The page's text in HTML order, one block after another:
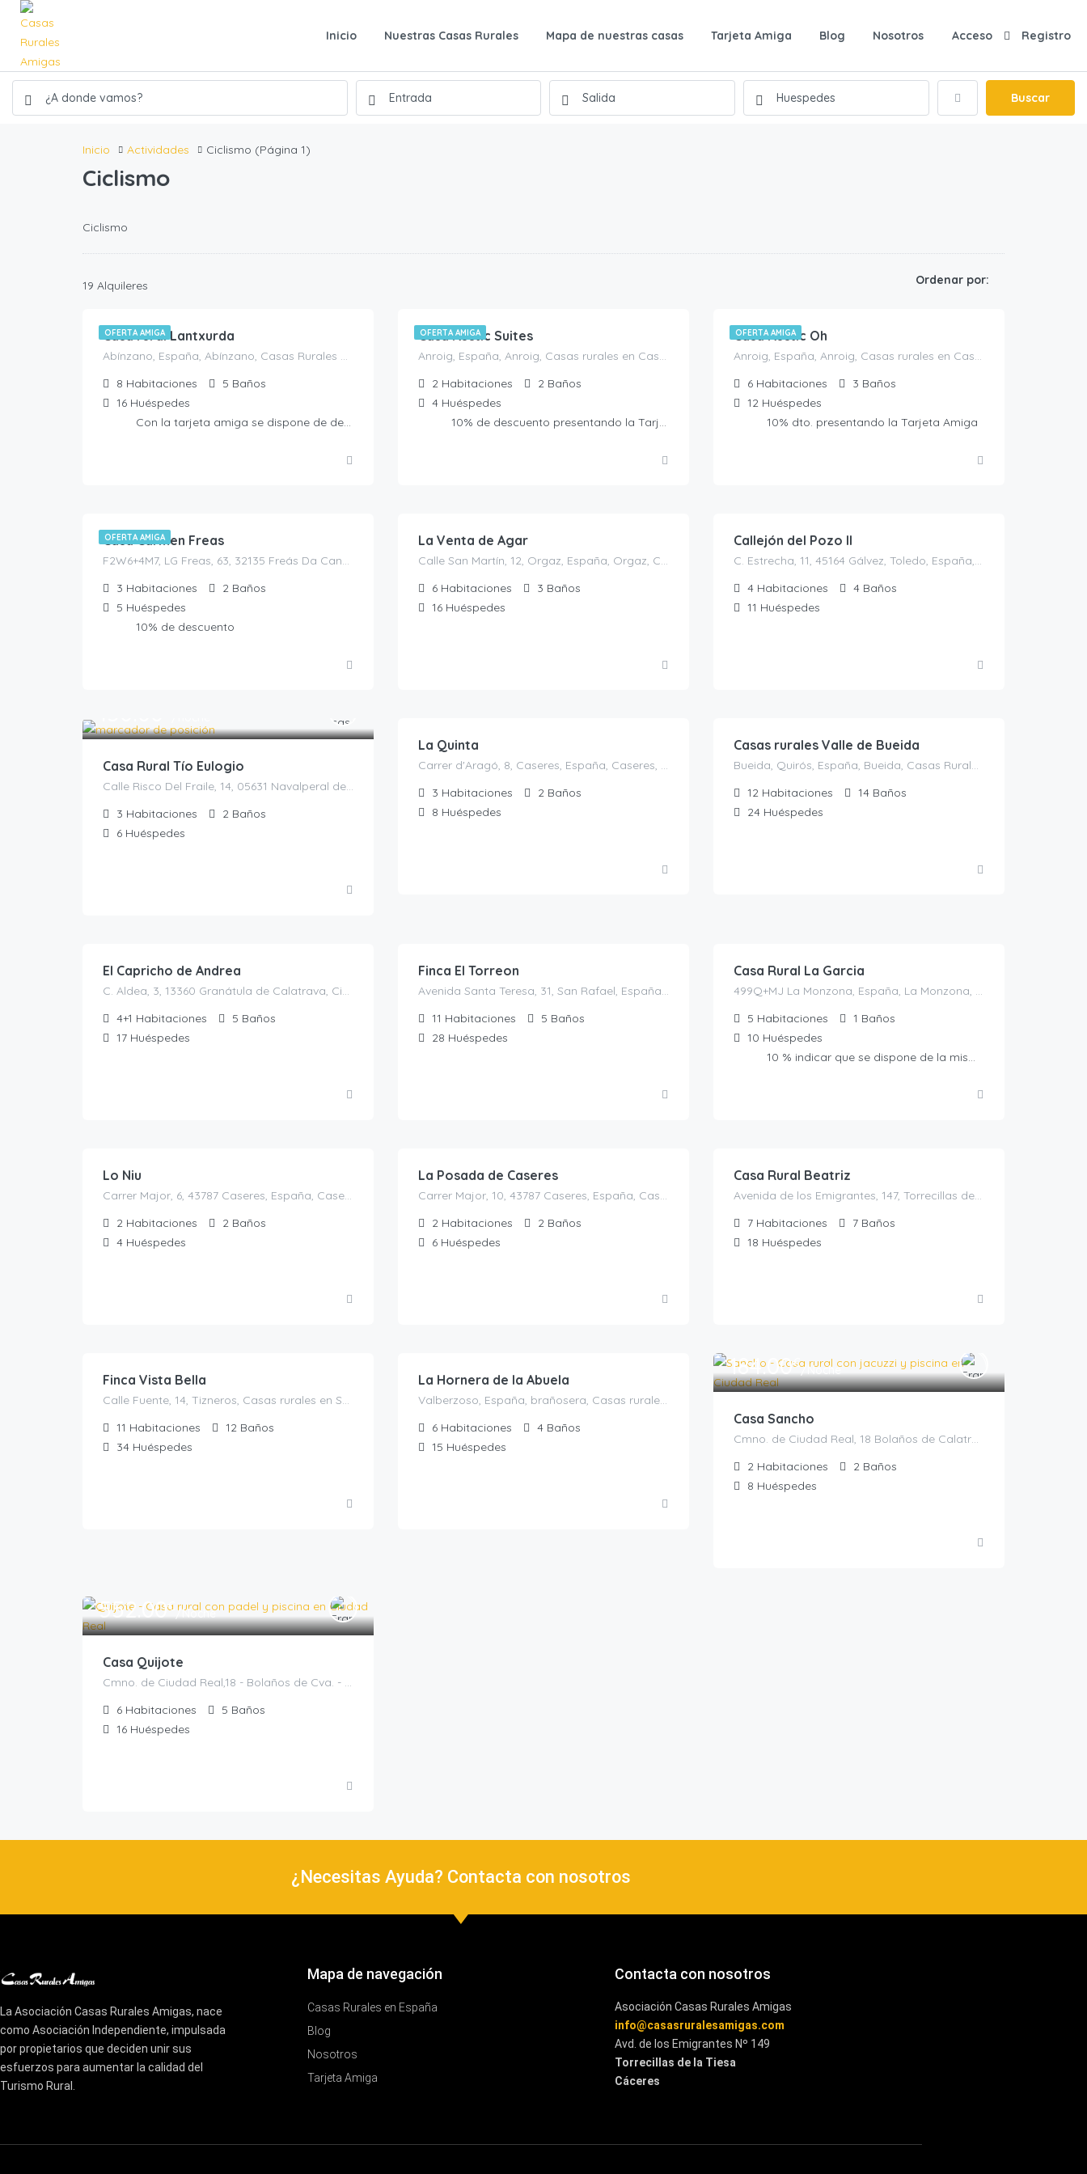
Inicio Nuestras Casas Rurales Mapa de nuestras casas Tarjeta Amiga Blog Nosotros Acceso Registro
Buscar
Inicio Actividades Ciclismo (Página 1)
Ciclismo
Ciclismo
19 Alquileres Ordenar por:
OFERTA AMIGA
450.00
Casa rural Lantxurda
Abínzano, España, Abínzano, Casas Rurales en Navarra, España
8 Habitaciones 5 Baños
16 Huéspedes
Con la tarjeta amiga se dispone de detalle de bienvenida
OFERTA AMIGA
Casa Rustic Suites
Anroig, España, Anroig, Casas rurales en Castellón, España
2 Habitaciones 2 Baños
4 Huéspedes
10% de descuento presentando la Tarjeta Amiga
OFERTA AMIGA
Casa Rustic Oh
Anroig, España, Anroig, Casas rurales en Castellón, España
6 Habitaciones 3 Baños
12 Huéspedes
10% dto. presentando la Tarjeta Amiga
OFERTA AMIGA
Casa Carmen Freas
F2W6+4M7, LG Freas, 63, 32135 Freás Da Canda, Ourense, España, Piñor, Casas rurales en Ourense, España
3 Habitaciones 2 Baños
5 Huéspedes
10% de descuento
La Venta de Agar
Calle San Martín, 12, Orgaz, España, Orgaz, Casas rurales en Toledo, España
6 Habitaciones 3 Baños
16 Huéspedes
Callejón del Pozo II
C. Estrecha, 11, 45164 Gálvez, Toledo, España, Gálvez, Casas rurales en Toledo, España
4 Habitaciones 4 Baños
11 Huéspedes
Casa Rural Tío Eulogio
Calle Risco Del Fraile, 14, 05631 Navalperal de Tormes, Ávila, España, Navalperal de Tormes, Castilla y León, España
3 Habitaciones 2 Baños
6 Huéspedes
La Quinta
Carrer d'Aragó, 8, Caseres, España, Caseres, Casas Rurales en Tarragona, España
3 Habitaciones 2 Baños
8 Huéspedes
Casas rurales Valle de Bueida
Bueida, Quirós, España, Bueida, Casas Rurales en Asturias, España
12 Habitaciones 14 Baños
24 Huéspedes
El Capricho de Andrea
C. Aldea, 3, 13360 Granátula de Calatrava, Ciudad Real, España, Granátula de Calatrava, Casas rurales en Ciudad Real, España
4+1 Habitaciones 5 Baños
17 Huéspedes
Finca El Torreon
Avenida Santa Teresa, 31, San Rafael, España, El Espinar, Casas rurales en Segovia, Castilla y León, España
11 Habitaciones 5 Baños
28 Huéspedes
Casa Rural La Garcia
499Q+MJ La Monzona, España, La Monzona, Casas rurales en Castellón, España
5 Habitaciones 1 Baños
10 Huéspedes
10 % indicar que se dispone de la misma al reservar.
Lo Niu
Carrer Major, 6, 43787 Caseres, España, Caseres, Casas Rurales en Tarragona, Cataluña, España
2 Habitaciones 2 Baños
4 Huéspedes
La Posada de Caseres
Carrer Major, 10, 43787 Caseres, España, Caseres, Casas Rurales en Tarragona, Cataluña, España
2 Habitaciones 2 Baños
6 Huéspedes
Casa Rural Beatriz
Avenida de los Emigrantes, 147, Torrecillas de la Tiesa, España, Torrecillas de la Tiesa, Casas rurales en Cáceres, Extremadura, España
7 Habitaciones 7 Baños
18 Huéspedes
Finca Vista Bella
Calle Fuente, 14, Tizneros, Casas rurales en Segovia, España
11 Habitaciones 12 Baños
34 Huéspedes
La Hornera de la Abuela
Valberzoso, España, brañosera, Casas rurales en Palencia, España
6 Habitaciones 4 Baños
15 Huéspedes
184.00€/Noche
Casa Sancho
Cmno. de Ciudad Real, 18 Bolaños de Calatrava, Bolaños de Calatrava, Casas rurales en Ciudad Real, España
2 Habitaciones 2 Baños
8 Huéspedes
552.00€ /Noche
Casa Quijote
Cmno. de Ciudad Real,18 - Bolaños de Cva. - Ciudad Real, Bolaños de Calatrava, Casas rurales en Ciudad Real, España
6 Habitaciones 5 Baños
16 Huéspedes
¿Necesitas Ayuda? Contacta con nosotros
La Asociación Casas Rurales Amigas, nace
como Asociación Independiente, impulsada
por propietarios que deciden unir sus
esfuerzos para aumentar la calidad del
Turismo Rural.
Mapa de navegación
Casas Rurales en España
Blog
Nosotros
Tarjeta Amiga
Contacta con nosotros
Asociación Casas Rurales Amigas
info@casasruralesamigas.com
Avd. de los Emigrantes Nº 149
Torrecillas de la Tiesa
Cáceres